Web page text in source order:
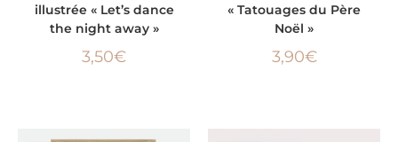
illustrée « Let’s dance
the night away »
3,50€
« Tatouages du Père
Noël »
3,90€